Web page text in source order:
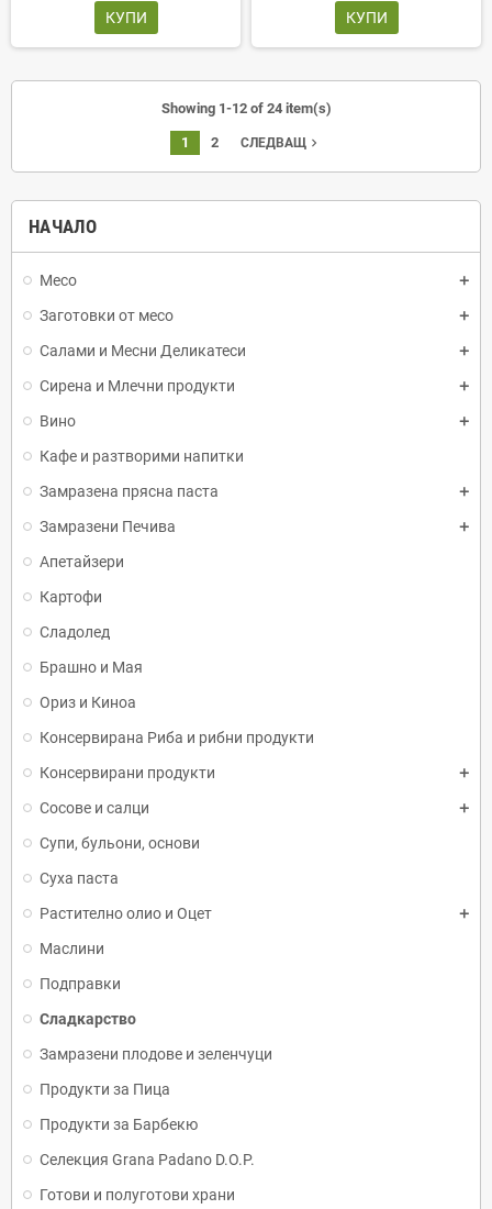
НАЧАЛО
Месо
Заготовки от месо
Салами и Месни Деликатеси
Сирена и Млечни продукти
Вино
Кафе и разтворими напитки
Замразена прясна паста
Замразени Печива
Апетайзери
Картофи
Сладолед
Брашно и Мая
Ориз и Киноа
Консервирана Риба и рибни продукти
Консервирани продукти
Сосове и салци
Супи, бульони, основи
Суха паста
Растително олио и Оцет
Маслини
Подправки
Сладкарство
Замразени плодове и зеленчуци
Продукти за Пица
Продукти за Барбекю
Селекция Grana Padano D.O.P.
Готови и полуготови храни
КУПИ КУПИ
Showing 1-12 of 24 item(s)
1 2 СЛЕДВАЩ navigate_next